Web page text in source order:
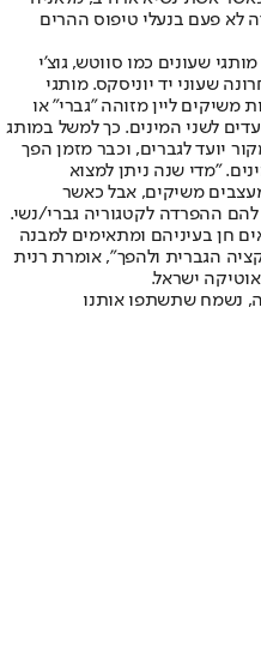
לא פעם בנעלי טיפוס ההרים
שעונים כמו סווטש, גוצ'י
שעוני יד יוניסקס. מותגי
ליין מזוהה "גברי" או
לשני המינים. כך למשל במותג
יועד לגברים, וכבר מזמן הפך
"מדי שנה ניתן למצוא
משיקים, אבל כאשר
ההפרדה לקטגוריה גברי/נשי.
חן בעיניהם ומתאימים למבנה
הגברית ולהפך", אומרת רנית
ישראל.
נשמח שתשתפו אותנו